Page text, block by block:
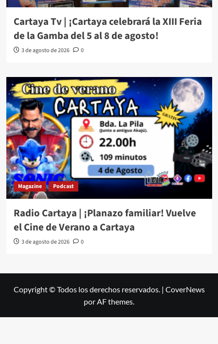
Cartaya Tv | ¡Cartaya celebrará la XIII Feria
de la Gamba del 5 al 8 de agosto!
3 de agosto de 2026 0
Magazine Podcast
Radio Cartaya | ¡Planazo familiar! Vuelve
el Cine de Verano a Cartaya
3 de agosto de 2026 0
Copyright © Todos los derechos reservados. | CoverNews
por AF themes.